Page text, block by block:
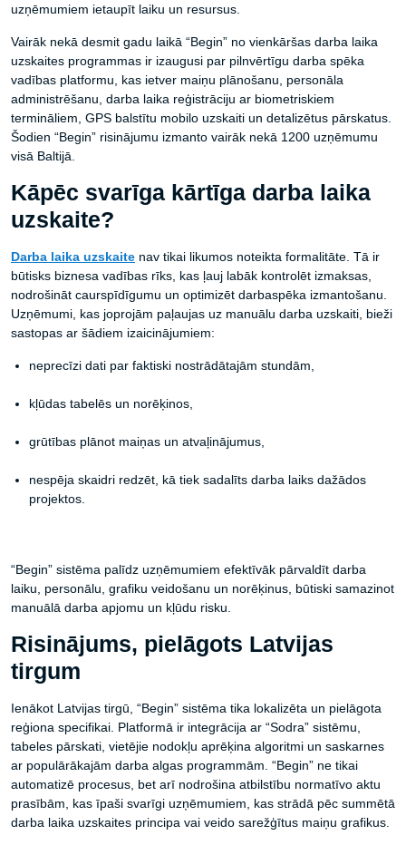
uzņēmumiem ietaupīt laiku un resursus.
Vairāk nekā desmit gadu laikā “Begin” no vienkāršas darba laika
uzskaites programmas ir izaugusi par pilnvērtīgu darba spēka
vadības platformu, kas ietver maiņu plānošanu, personāla
administrēšanu, darba laika reģistrāciju ar biometriskiem
termināliem, GPS balstītu mobilo uzskaiti un detalizētus pārskatus.
Šodien “Begin” risinājumu izmanto vairāk nekā 1200 uzņēmumu
visā Baltijā.
Kāpēc svarīga kārtīga darba laika
uzskaite?
Darba laika uzskaite nav tikai likumos noteikta formalitāte. Tā ir
būtisks biznesa vadības rīks, kas ļauj labāk kontrolēt izmaksas,
nodrošināt caurspīdīgumu un optimizēt darbaspēka izmantošanu.
Uzņēmumi, kas joprojām paļaujas uz manuālu darba uzskaiti, bieži
sastopas ar šādiem izaicinājumiem:
neprecīzi dati par faktiski nostrādātajām stundām,
kļūdas tabelēs un norēķinos,
grūtības plānot maiņas un atvaļinājumus,
nespēja skaidri redzēt, kā tiek sadalīts darba laiks dažādos
projektos.
“Begin” sistēma palīdz uzņēmumiem efektīvāk pārvaldīt darba
laiku, personālu, grafiku veidošanu un norēķinus, būtiski samazinot
manuālā darba apjomu un kļūdu risku.
Risinājums, pielāgots Latvijas
tirgum
Ienākot Latvijas tirgū, “Begin” sistēma tika lokalizēta un pielāgota
reģiona specifikai. Platformā ir integrācija ar “Sodra” sistēmu,
tabeles pārskati, vietējie nodokļu aprēķina algoritmi un saskarnes
ar populārākajām darba algas programmām. “Begin” ne tikai
automatizē procesus, bet arī nodrošina atbilstību normatīvo aktu
prasībām, kas īpaši svarīgi uzņēmumiem, kas strādā pēc summētā
darba laika uzskaites principa vai veido sarežģītus maiņu grafikus.